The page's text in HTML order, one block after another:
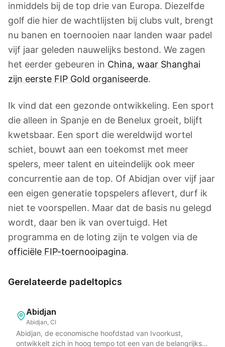
inmiddels bij de top drie van Europa. Diezelfde
golf die hier de wachtlijsten bij clubs vult, brengt
nu banen en toernooien naar landen waar padel
vijf jaar geleden nauwelijks bestond. We zagen
het eerder gebeuren in China, waar Shanghai
zijn eerste FIP Gold organiseerde.
Ik vind dat een gezonde ontwikkeling. Een sport
die alleen in Spanje en de Benelux groeit, blijft
kwetsbaar. Een sport die wereldwijd wortel
schiet, bouwt aan een toekomst met meer
spelers, meer talent en uiteindelijk ook meer
concurrentie aan de top. Of Abidjan over vijf jaar
een eigen generatie topspelers aflevert, durf ik
niet te voorspellen. Maar dat de basis nu gelegd
wordt, daar ben ik van overtuigd. Het
programma en de loting zijn te volgen via de
officiële FIP-toernooipagina.
Gerelateerde padeltopics
Abidjan
Abidjan, CI
Abidjan, de economische hoofdstad van Ivoorkust,
ontwikkelt zich in hoog tempo tot een van de belangrijkste